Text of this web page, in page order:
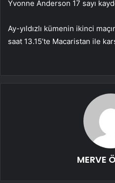
Yvonne Anderson 17 sayı
Ay-yıldızlı kümenin ikinci
saat 13.15’te Macaristan ile
MERVE